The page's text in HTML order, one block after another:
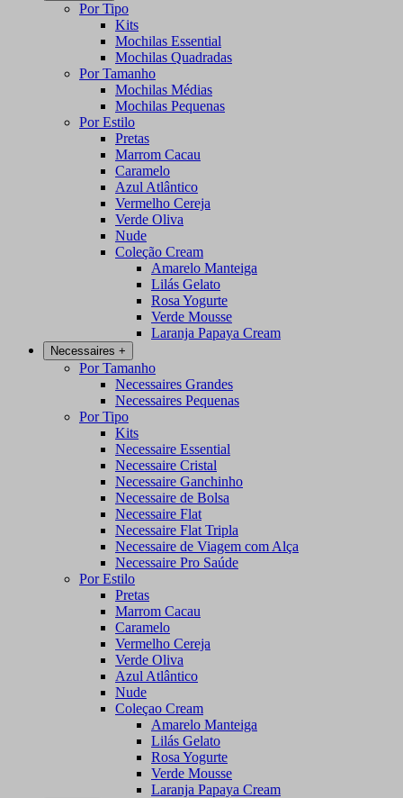
Por Tipo
Kits
Mochilas Essential
Mochilas Quadradas
Por Tamanho
Mochilas Médias
Mochilas Pequenas
Por Estilo
Pretas
Marrom Cacau
Caramelo
Azul Atlântico
Vermelho Cereja
Verde Oliva
Nude
Coleção Cream
Amarelo Manteiga
Lilás Gelato
Rosa Yogurte
Verde Mousse
Laranja Papaya Cream
Necessaires +
Por Tamanho
Necessaires Grandes
Necessaires Pequenas
Por Tipo
Kits
Necessaire Essential
Necessaire Cristal
Necessaire Ganchinho
Necessaire de Bolsa
Necessaire Flat
Necessaire Flat Tripla
Necessaire de Viagem com Alça
Necessaire Pro Saúde
Por Estilo
Pretas
Marrom Cacau
Caramelo
Vermelho Cereja
Verde Oliva
Azul Atlântico
Nude
Coleçao Cream
Amarelo Manteiga
Lilás Gelato
Rosa Yogurte
Verde Mousse
Laranja Papaya Cream